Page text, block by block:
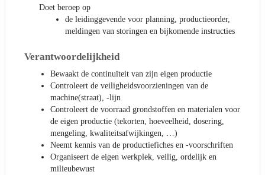
Doet beroep op
de leidinggevende voor planning, productieorder,
meldingen van storingen en bijkomende instructies
Verantwoordelijkheid
Bewaakt de continuïteit van zijn eigen productie
Controleert de veiligheidsvoorzieningen van de
machine(straat), -lijn
Controleert de voorraad grondstoffen en materialen voor
de eigen productie (tekorten, hoeveelheid, dosering,
mengeling, kwaliteitsafwijkingen, …)
Neemt kennis van de productiefiches en -voorschriften
Organiseert de eigen werkplek, veilig, ordelijk en
milieubewust